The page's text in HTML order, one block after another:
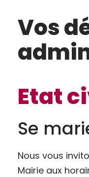
Vos
Etat
Se
Nous vous
Mairie aux